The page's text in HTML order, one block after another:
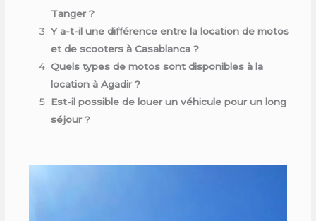
Tanger ?
Y a-t-il une différence entre la location de motos
et de scooters à Casablanca ?
Quels types de motos sont disponibles à la
location à Agadir ?
Est-il possible de louer un véhicule pour un long
séjour ?